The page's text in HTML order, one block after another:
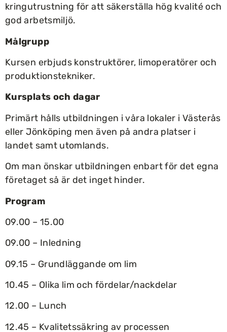
kringutrustning för att säkerställa hög kvalité och
god arbetsmiljö.
Målgrupp
Kursen erbjuds konstruktörer, limoperatörer och
produktionstekniker.
Kursplats och dagar
Primärt hålls utbildningen i våra lokaler i Västerås
eller Jönköping men även på andra platser i
landet samt utomlands.
Om man önskar utbildningen enbart för det egna
företaget så är det inget hinder.
Program
09.00 – 15.00
09.00 – Inledning
09.15 – Grundläggande om lim
10.45 – Olika lim och fördelar/nackdelar
12.00 – Lunch
12.45 – Kvalitetssäkring av processen